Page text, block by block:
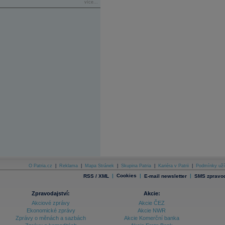
více...
O Patria.cz Reklama Mapa Stránek Skupina Patria Kariéra v Patrii Podmínky
RSS / XML | Cookies | E-mail newsletter | SMS
Zpravodajství:
Akciové zprávy
Ekonomické zprávy
Zprávy o měnách a sazbách
Akcie:
Akcie ČEZ
Akcie NWR
Akcie Komerční banka